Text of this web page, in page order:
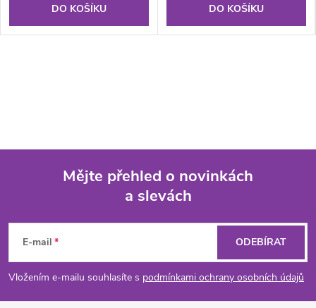
DO KOŠÍKU DO KOŠÍKU
p
Mějte přehled o novinkách
a slevách
E-mail
Vložením e-mailu souhlasíte s podmínkami ochrany osobních údajů
ODEBÍRAT